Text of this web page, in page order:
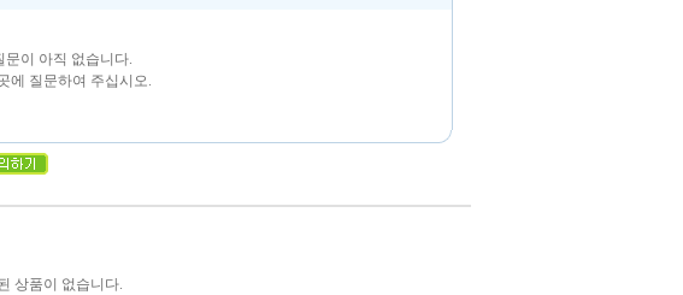
문이 아직 없습니다.
에 질문하여 주십시오.
상품이 없습니다.